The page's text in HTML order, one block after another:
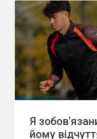
Я
йому